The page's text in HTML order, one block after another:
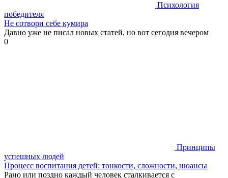
Психология
победителя
Не сотвори себе кумира
Давно уже не писал новых статей, но вот сегодня вечером
0
Принципы
успешных людей
Процесс воспитания детей: тонкости, сложности, нюансы
Рано или поздно каждый человек сталкивается с